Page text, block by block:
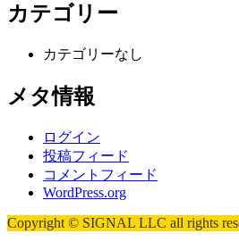
カテゴリー
カテゴリーなし
メタ情報
ログイン
投稿フィード
コメントフィード
WordPress.org
Copyright © SIGNAL LLC all rights